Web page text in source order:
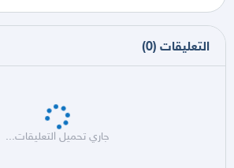
التعليقات (
0
)
جاري تحميل التعليقات...